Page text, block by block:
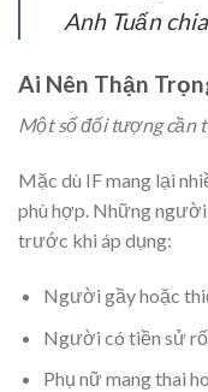
Anh Tuấn
Ai Nên Thận
Một số đối tượng cần
Mặc dù IF mang lại
phù hợp. Những người
trước khi áp dụng:
Người gầy hoặc
Người có tiền sử
Phụ nữ mang thai